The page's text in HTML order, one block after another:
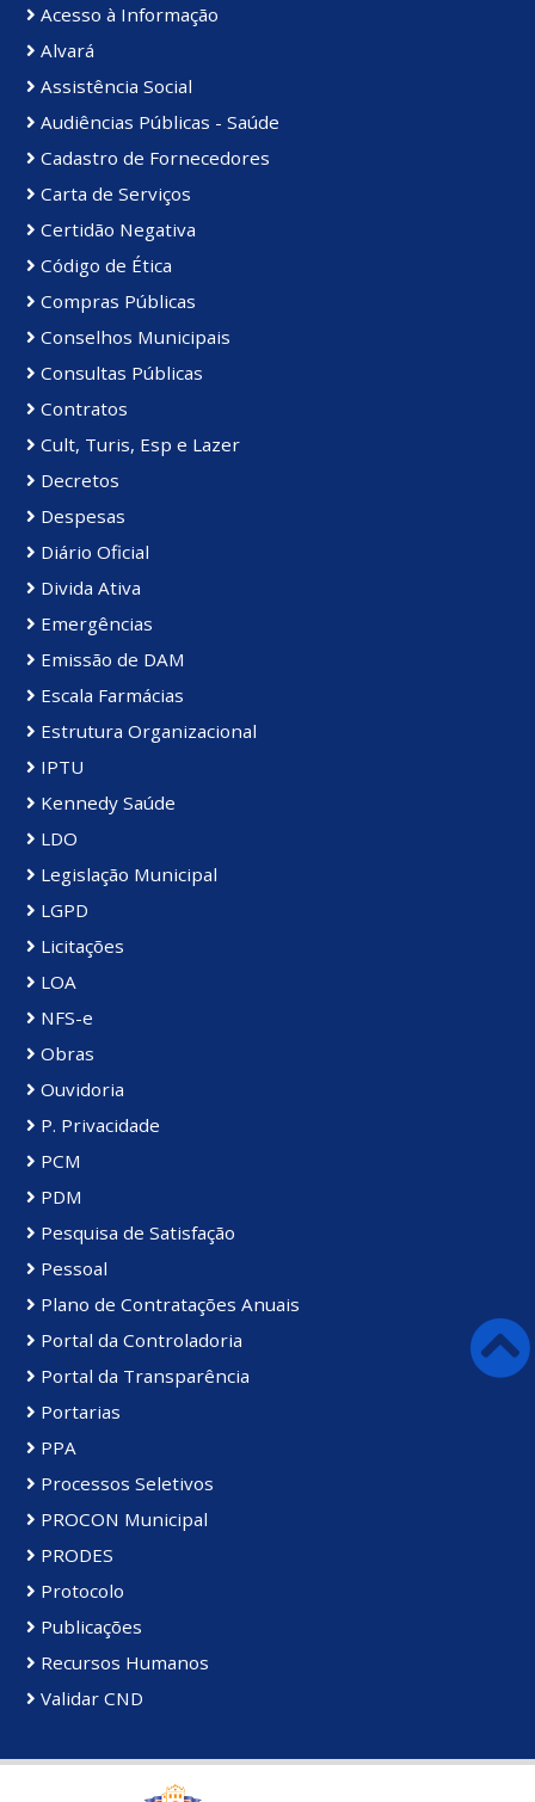
Acesso à Informação
Alvará
Assistência Social
Audiências Públicas - Saúde
Cadastro de Fornecedores
Carta de Serviços
Certidão Negativa
Código de Ética
Compras Públicas
Conselhos Municipais
Consultas Públicas
Contratos
Cult, Turis, Esp e Lazer
Decretos
Despesas
Diário Oficial
Divida Ativa
Emergências
Emissão de DAM
Escala Farmácias
Estrutura Organizacional
IPTU
Kennedy Saúde
LDO
Legislação Municipal
LGPD
Licitações
LOA
NFS-e
Obras
Ouvidoria
P. Privacidade
PCM
PDM
Pesquisa de Satisfação
Pessoal
Plano de Contratações Anuais
Portal da Controladoria
Portal da Transparência
Portarias
PPA
Processos Seletivos
PROCON Municipal
PRODES
Protocolo
Publicações
Recursos Humanos
Validar CND